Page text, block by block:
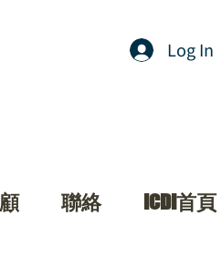
Log In
聯絡 ICDI首頁